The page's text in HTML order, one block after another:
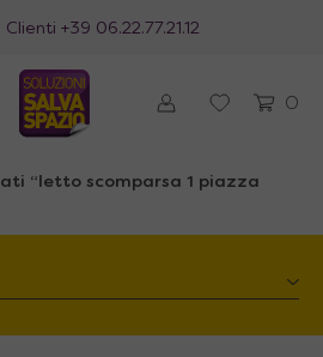
Clienti +39 06.22.77.21.12
0
“letto scomparsa 1 piazza